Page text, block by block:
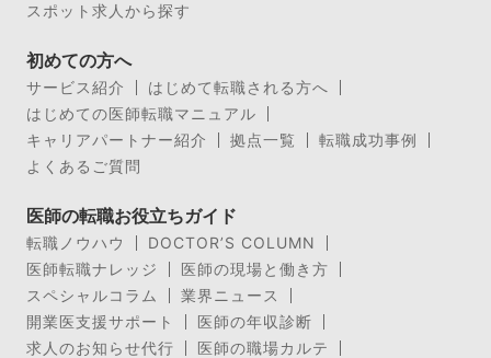
スポット求人から探す
初めての方へ
サービス紹介
はじめて転職される方へ
はじめての医師転職マニュアル
キャリアパートナー紹介
拠点一覧
転職成功事例
よくあるご質問
医師の転職お役立ちガイド
転職ノウハウ
DOCTOR’S COLUMN
医師転職ナレッジ
医師の現場と働き方
スペシャルコラム
業界ニュース
開業医支援サポート
医師の年収診断
求人のお知らせ代行
医師の職場カルテ